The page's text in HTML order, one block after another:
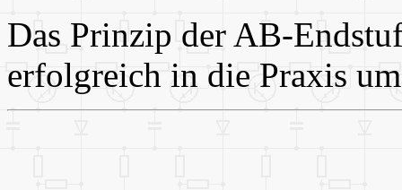
Das Prinzip der AB-
erfolgreich in die Praxis